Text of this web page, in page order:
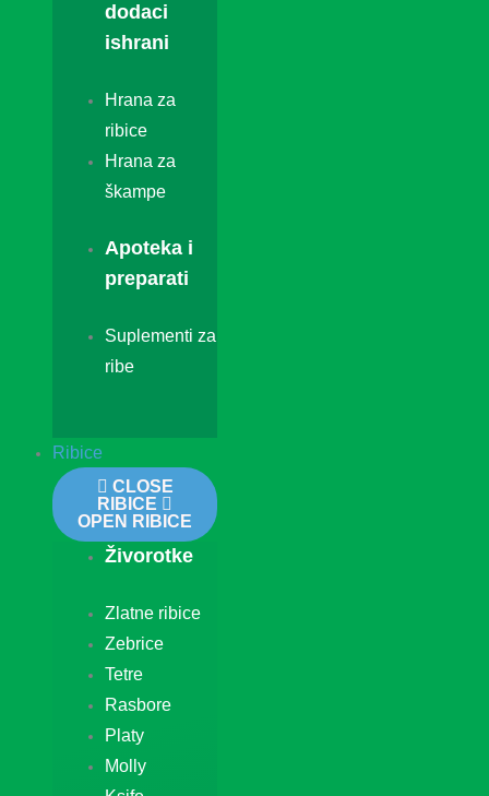
dodaci
ishrani
Hrana za
ribice
Hrana za
škampe
Apoteka i
preparati
Suplementi za
ribe
Ribice
CLOSE
RIBICE
OPEN RIBICE
Živorotke
Zlatne ribice
Zebrice
Tetre
Rasbore
Platy
Molly